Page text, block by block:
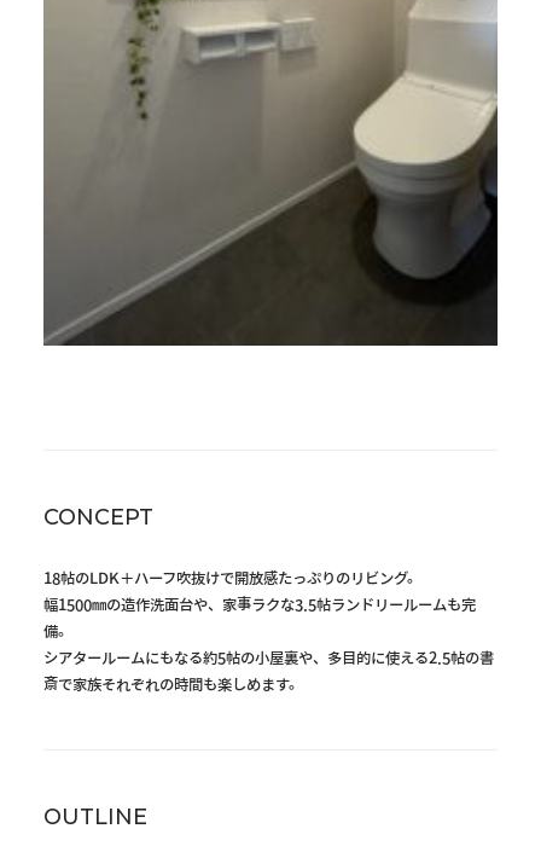
CONCEPT
18帖のLDK＋ハーフ吹抜けで開放感たっぷりのリビング。
幅1500㎜の造作洗面台や、家事ラクな3.5帖ランドリールームも完
備。
シアタールームにもなる約5帖の小屋裏や、多目的に使える2.5帖の書
斎で家族それぞれの時間も楽しめます。
OUTLINE